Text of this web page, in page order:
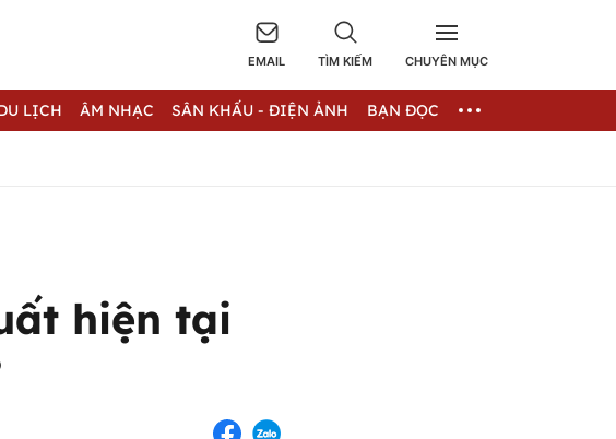
EMAIL TÌM KIẾM CHUYÊN MỤC
LỊCH ÂM NHẠC SÂN KHẤU - ĐIỆN ẢNH BẠN ĐỌC
hiện tại